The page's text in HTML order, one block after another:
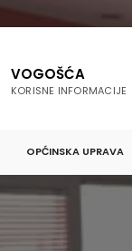
VOGOŠĆA
KORISNE INFORMACIJE
OPĆINSKA UPRAVA